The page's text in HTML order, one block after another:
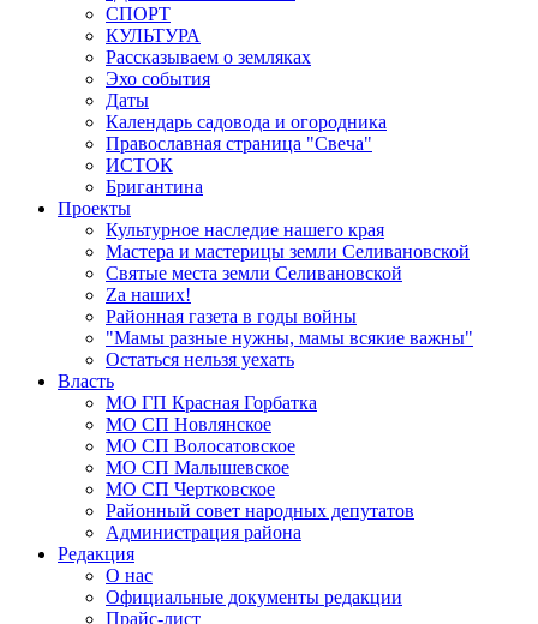
СПОРТ
КУЛЬТУРА
Рассказываем о земляках
Эхо события
Даты
Календарь садовода и огородника
Православная страница "Свеча"
ИСТОК
Бригантина
Проекты
Культурное наследие нашего края
Мастера и мастерицы земли Селивановской
Святые места земли Селивановской
Zа наших!
Районная газета в годы войны
"Мамы разные нужны, мамы всякие важны"
Остаться нельзя уехать
Власть
МО ГП Красная Горбатка
МО СП Новлянское
МО СП Волосатовское
МО СП Малышевское
МО СП Чертковское
Районный совет народных депутатов
Администрация района
Редакция
О нас
Официальные документы редакции
Прайс-лист